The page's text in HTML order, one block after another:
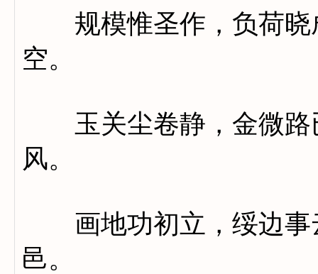
规模惟圣作，负荷晓
空。
玉关尘卷静，金微路
风。
画地功初立，绥边事
邑。